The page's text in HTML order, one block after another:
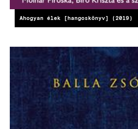
Ahogyan élek [hangoskönyv] (2019)